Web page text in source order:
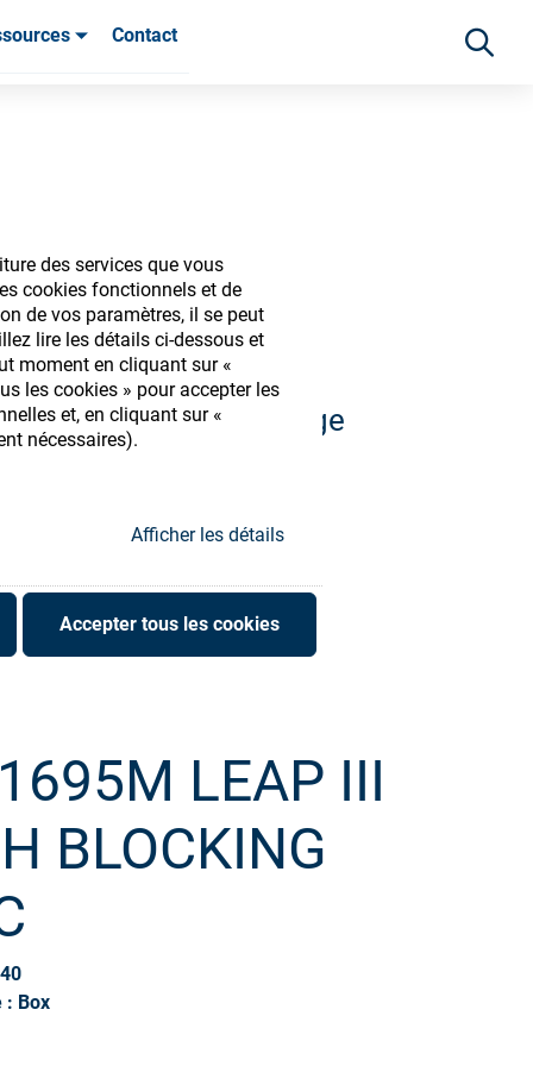
des services que vous
cookies fonctionnels et de
de vos paramètres, il se peut
lire les détails ci-dessous et
moment en cliquant sur «
les cookies » pour accepter les
et, en cliquant sur «
nécessaires).
Afficher les détails
Accepter tous les cookies
Contact
et découvrir notre large
LEAP III
BLOCKING
: Box